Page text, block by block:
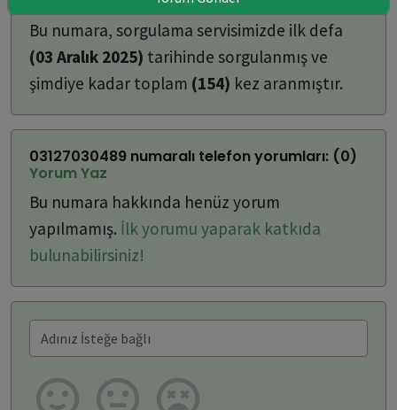
Bu numara, sorgulama servisimizde ilk defa
(03 Aralık 2025) tarihinde sorgulanmış ve
şimdiye kadar toplam (154) kez aranmıştır.
03127030489 numaralı telefon yorumları: (0)
Yorum Yaz
Bu numara hakkında henüz yorum
yapılmamış. İlk yorumu yaparak katkıda
bulunabilirsiniz!